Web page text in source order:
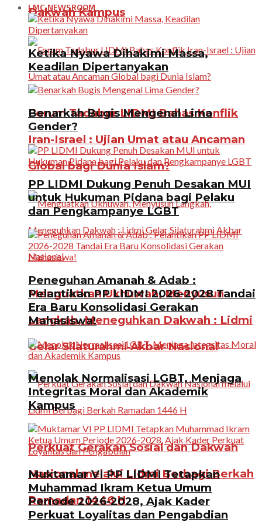
Dakwah Kampus
Forum Tadabur LIDMI Bahas Konflik
Iran-Israel : Ujian Umat atau Ancaman
Global bagi Dunia Islam?
Menguatkan Ukhuwah, Menyusun
Langkah, Meneguhkan Dakwah : Lidmi
Gelar Silaturahmi Akbar Nasional
Perkuat Gerakan Sosial dan Dakwah
Nasional melalui Lidmi Berbagi Berkah
Ramadan 1446 H
LMC NEWSROOM
Ketika Nyawa Dihakimi Massa,
Keadilan Dipertanyakan
Benarkah Bugis Mengenal Lima
Gender?
PP LIDMI Dukung Penuh Desakan MUI
untuk Hukuman Pidana bagi Pelaku
dan Pengkampanye LGBT
Peneguhan Amanah & Adab :
Pelantikan PP LIDMI 2026-2028 Tandai
Era Baru Konsolidasi Gerakan
Mahasiswa!
Menolak Normalisasi LGBT, Menjaga
Integritas Moral dan Akademik
Kampus
Muktamar VI PP LIDMI Tetapkan
Muhammad Ikram Ketua Umum
Periode 2026-2028, Ajak Kader
Perkuat Loyalitas dan Pengabdian